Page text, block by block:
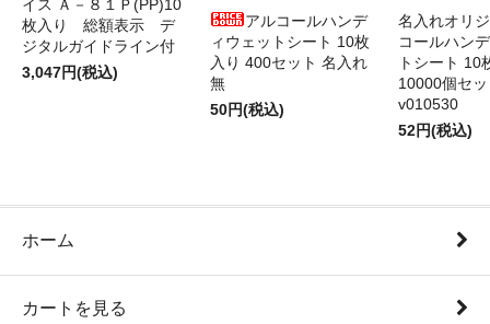
イス Ａ－８１Ｐ(PP)10
枚入り 総額表示 デ
ジタルガイドライン付
3,047円(税込)
アルコールハンデ
ィウェットシート 10枚
入り 400セット 名入れ
無
50円(税込)
名入れオリ
コールハン
トシート 10
10000個セ
v010530
52円(税込)
ホーム
カートを見る